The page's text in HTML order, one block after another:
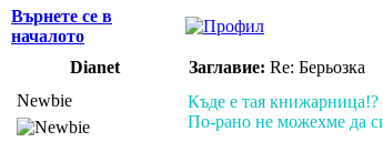
Върнете се в
началото
Dianet
Заглавие: Re: Берьозка
Newbie
Къде е тая книжарница!?
По-рано не можехме да